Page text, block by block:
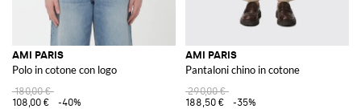
AMI PARIS
Polo in cotone con logo
180,00 €
108,00 €
-40%
AMI PARIS
Pantaloni chino in cotone
290,00 €
188,50 €
-35%